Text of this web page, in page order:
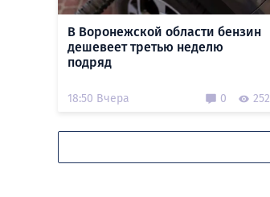
В Воронежской области бензин
дешевеет третью неделю
подряд
18:50 Вчера 0 252